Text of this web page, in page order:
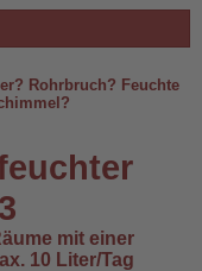
Rohrbruch? Feuchte
mit einer
10 Liter/Tag